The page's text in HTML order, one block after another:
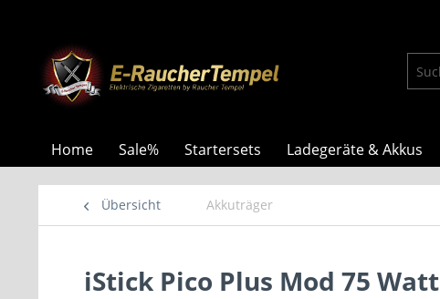
Home Sale% Startersets Ladegeräte & Akkus
Übersicht Akkuträger
iStick Pico Plus Mod 75 Watt